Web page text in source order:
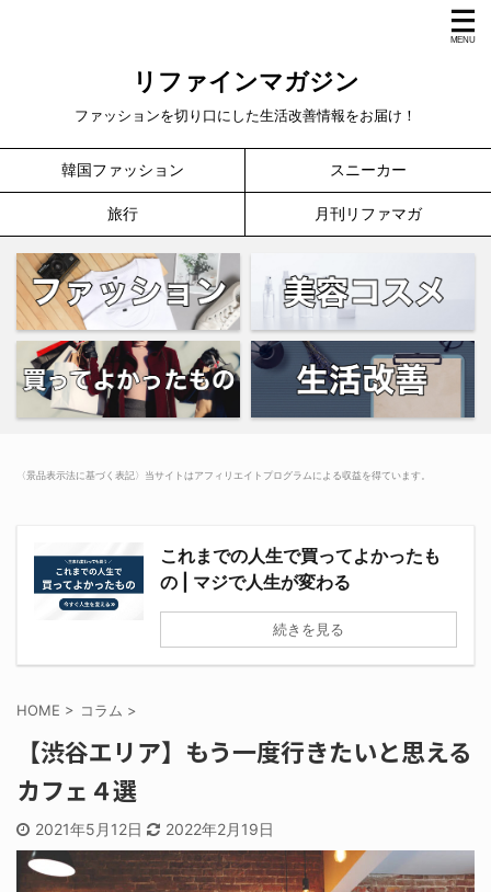
リファインマガジン
ファッションを切り口にした生活改善情報をお届け！
韓国ファッション スニーカー
旅行 月刊リファマガ
〈景品表示法に基づく表記〉当サイトはアフィリエイトプログラムによる収益を得ています。
これまでの人生で買ってよかったも
の | マジで人生が変わる
続きを見る
HOME > コラム >
【渋谷エリア】もう一度行きたいと思える
カフェ４選
2021年5月12日 2022年2月19日